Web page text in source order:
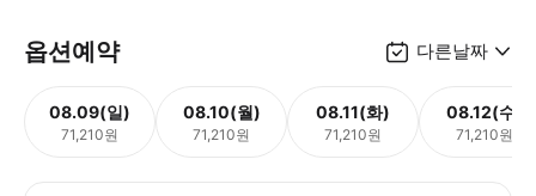
옵션예약 다른날짜
08.09(일)
71,210원
08.10(월)
71,210원
08.11(화)
71,210원
08.12(수)
71,210원